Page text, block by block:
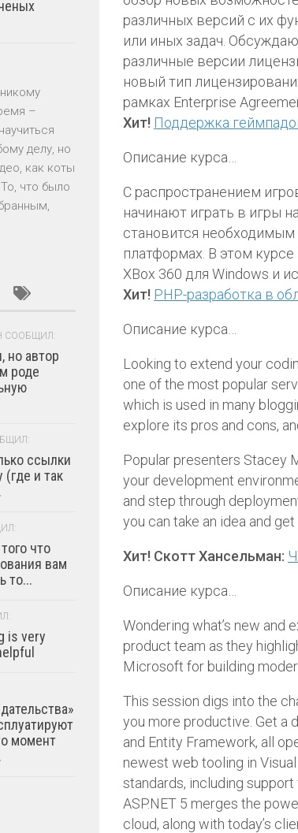
различных версий с их
или иных задач.
различные версии
новый тип
рамках Enterprise
Хит! Поддержка
Описание курса…
С распространением
начинают играть в игры
становится
платформах. В этом
XBox 360 для Windows и
Хит! PHP-разработка в
Описание курса…
Looking to extend your
one of the most popular
which is used in many
explore its pros and cons,
Popular presenters Stacey
your development
and step through
you can take an idea and
Хит! Скотт Хансельман:
Описание курса…
Wondering what’s new and
product team as they
Microsoft for building
This session digs into the
you more productive. Get a
and Entity Framework, all
newest web tooling in
standards, including support
ASP.NET 5 merges the
cloud, along with today’s
–
делу, но
как коты
что было
СООБЩИЛ:
но автор
роде
ссылки
(где и так
что
вам
то...
is very
момент